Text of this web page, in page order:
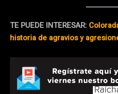
TE PUEDE INTERESAR:
historia de agravios y